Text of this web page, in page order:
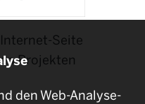
den Web-Analyse-
Seite
Projekten